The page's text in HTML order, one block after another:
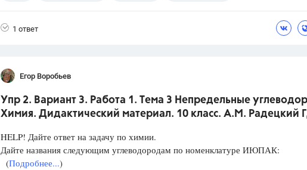
1 ответ
Егор Воробьев
Упр 2. Вариант 3. Работа 1. Тема 3 Непредельные
Химия. Дидактический материал. 10 класс. А.М. Радецкий
HELP! Дайте ответ на задачу по химии.
Дайте названия следующим углеводородам по номенклатуре ИЮПАК:
(Подробнее...)